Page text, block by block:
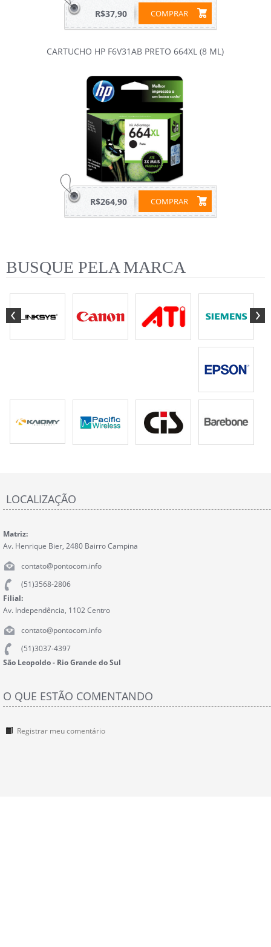
COMPRAR
R$37,90
CARTUCHO HP F6V31AB PRETO 664XL (8 ML)
COMPRAR
R$264,90
BUSQUE PELA MARCA
LOCALIZAÇÃO
Matriz:
Av. Henrique Bier, 2480 Bairro Campina
contato@pontocom.info
(51)3568-2806
Filial:
Av. Independência, 1102 Centro
contato@pontocom.info
(51)3037-4397
São Leopoldo - Rio Grande do Sul
O QUE ESTÃO COMENTANDO
Registrar meu comentário